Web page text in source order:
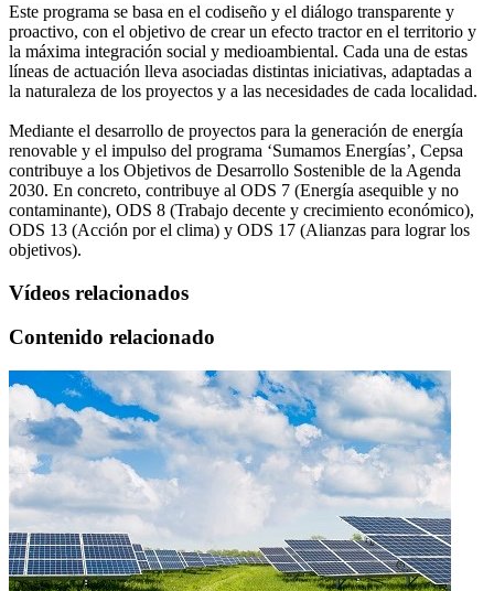
Este programa se basa en el codiseño y el diálogo transparente y
proactivo, con el objetivo de crear un efecto tractor en el territorio y
la máxima integración social y medioambiental. Cada una de estas
líneas de actuación lleva asociadas distintas iniciativas, adaptadas a
la naturaleza de los proyectos y a las necesidades de cada localidad.
Mediante el desarrollo de proyectos para la generación de energía
renovable y el impulso del programa ‘Sumamos Energías’, Cepsa
contribuye a los Objetivos de Desarrollo Sostenible de la Agenda
2030. En concreto, contribuye al ODS 7 (Energía asequible y no
contaminante), ODS 8 (Trabajo decente y crecimiento económico),
ODS 13 (Acción por el clima) y ODS 17 (Alianzas para lograr los
objetivos).
Vídeos relacionados
Contenido relacionado